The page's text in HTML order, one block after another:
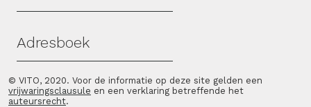
Adresboek
© VITO, 2020. Voor de informatie op deze site gelden een
vrijwaringsclausule en een verklaring betreffende het
auteursrecht.